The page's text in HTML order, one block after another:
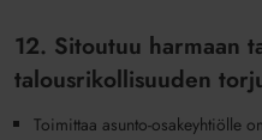
12. Sitoutuu harmaan
talousrikollisuuden
Toimittaa asunto-osakeyhtiölle